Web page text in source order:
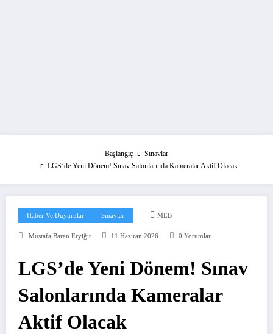
Başlangıç
Sınavlar
LGS’de Yeni Dönem! Sınav Salonlarında Kameralar Aktif Olacak
Haber Ve Duyurular Sınavlar MEB
Mustafa Baran Eryiğit 11 Haziran 2026 0 Yorumlar
LGS’de Yeni Dönem! Sınav
Salonlarında Kameralar
Aktif Olacak